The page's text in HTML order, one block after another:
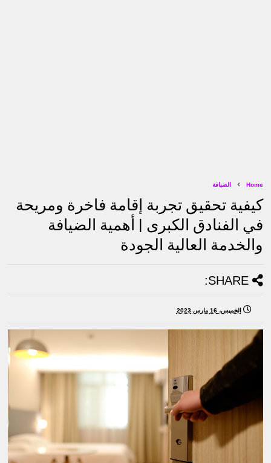
Home الضيافة
كيفية تحقيق تجربة إقامة فاخرة ومريحة
في الفنادق الكبرى | أهمية الضيافة
والخدمة العالية الجودة
SHARE:
الخميس، 16 مارس 2023